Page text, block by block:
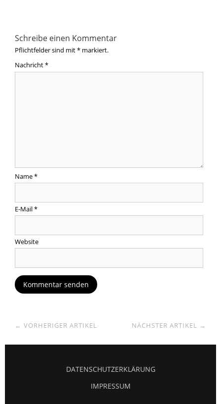
Schreibe einen Kommentar
Pflichtfelder sind mit* markiert.
Nachricht*
Name*
E-Mail*
Website
NÄCHSTER ARTIKEL →
← VORHERIGER ARTIKEL
DATENSCHUTZERKLÄRUNG
IMPRESSUM